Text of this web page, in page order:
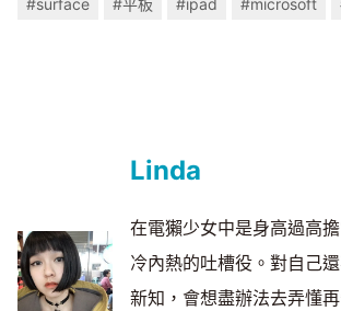
Linda
在電獺少女中是身高過高
冷內熱的吐槽役。對自己
新知，會想盡辦法去弄懂再